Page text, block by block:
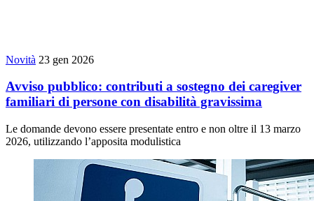
Novità 23 gen 2026
Avviso pubblico: contributi a sostegno dei caregiver
familiari di persone con disabilità gravissima
Le domande devono essere presentate entro e non oltre il 13 marzo
2026, utilizzando l’apposita modulistica